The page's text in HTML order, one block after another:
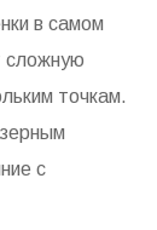
в самом
сложную
точкам.
с